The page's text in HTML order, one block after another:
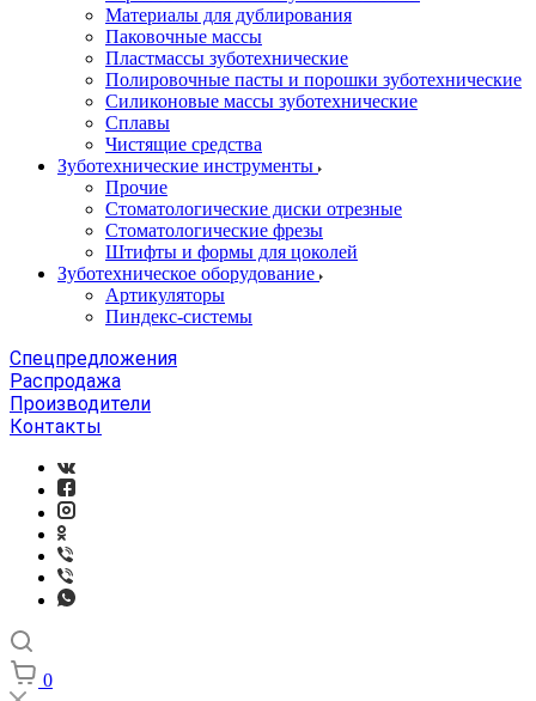
Материалы для дублирования
Паковочные массы
Пластмассы зуботехнические
Полировочные пасты и порошки зуботехнические
Силиконовые массы зуботехнические
Сплавы
Чистящие средства
Зуботехнические инструменты
Прочие
Стоматологические диски отрезные
Стоматологические фрезы
Штифты и формы для цоколей
Зуботехническое оборудование
Артикуляторы
Пиндекс-системы
Спецпредложения
Распродажа
Производители
Контакты
0